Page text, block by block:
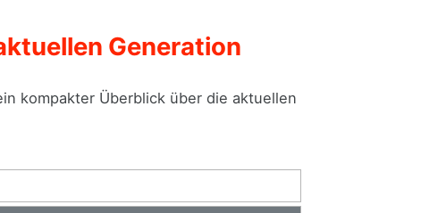
Generation
kompakter Überblick über die aktuellen